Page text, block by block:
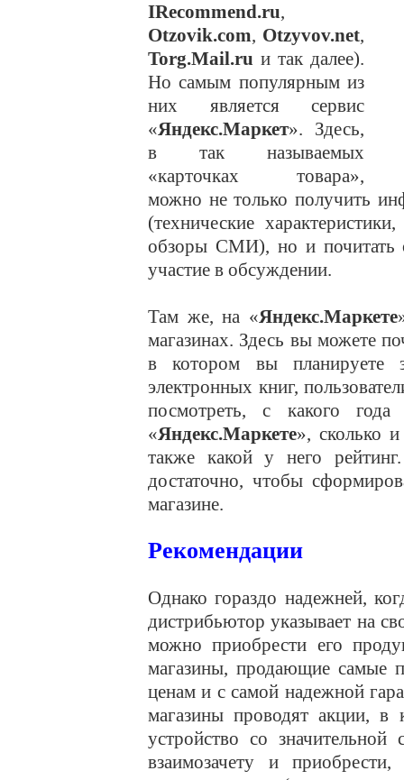
IRecommend.ru,
Otzovik.com, Otzyvov.net,
Torg.Mail.ru и так далее).
Но самым популярным из
них является сервис
«Яндекс.Маркет». Здесь,
в так называемых
«карточках товара»,
можно не только получить
(технические
обзоры СМИ), но и почитать
участие в обсуждении.
Там же, на «Яндекс.Маркете
магазинах. Здесь вы можете
в котором вы планируете
электронных книг,
посмотреть, с какого года
«Яндекс.Маркете», сколько
также какой у него
достаточно, чтобы
магазине.
Рекомендации
Однако гораздо надежней,
дистрибьютор указывает на
можно приобрести его
магазины, продающие самые
ценам и с самой надежной
магазины проводят акции,
устройство со
взаимозачету и